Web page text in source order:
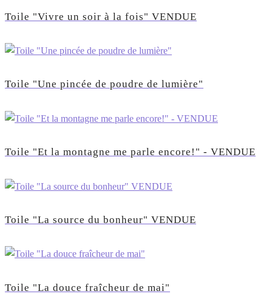
Toile "Vivre un soir à la fois" VENDUE
Toile "Une pincée de poudre de lumière"
Toile "Et la montagne me parle encore!" - VENDUE
Toile "La source du bonheur" VENDUE
Toile "La douce fraîcheur de mai"